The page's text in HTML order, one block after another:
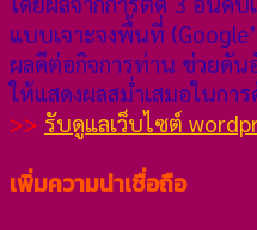
แบบเจาะจงพื้นที่
ผลดีต่อกิจการท่าน ช่วยดัน
ให้แสดงผลสม่ำเสมอในกา
>> รับดูแลเว็บไซต์
เพิ่มความน่าเชื่อถือ